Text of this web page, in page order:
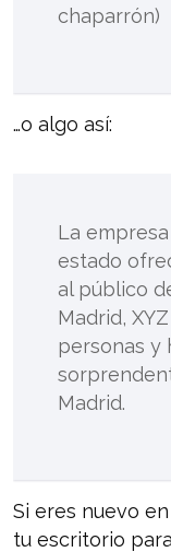
chaparrón)
…o algo así:
La
estado
al público
Madrid,
personas y
Madrid.
Si eres nuevo
tu escritorio